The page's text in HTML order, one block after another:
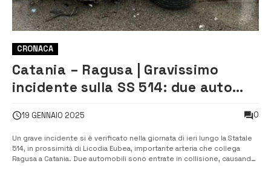
CRONACA
Catania – Ragusa | Gravissimo
incidente sulla SS 514: due auto
19 GENNAIO 2025 0
Un grave incidente si è verificato nella giornata di ieri lungo la Statale
514, in prossimità di Licodia Eubea, importante arteria che collega
Ragusa a Catania. Due automobili sono entrate in collisione, causando